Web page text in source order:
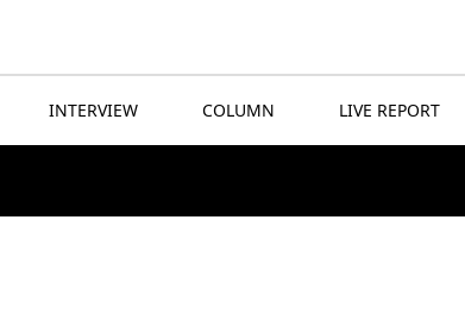
INTERVIEW COLUMN LIVE REPORT